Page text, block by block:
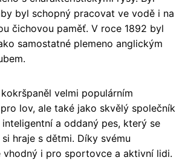
byl schopný pracovat ve vodě i na
čichovou paměť. V roce 1892 byl
samostatné plemeno anglickým
velmi populárním
lov, ale také jako skvělý společník
a oddaný pes, který se
hraje s dětmi. Díky svému
vhodný i pro sportovce a aktivní lidi.